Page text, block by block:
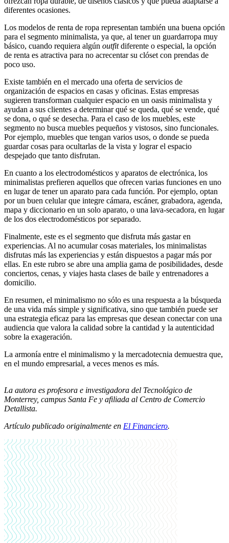
diferentes ocasiones.
Los modelos de renta de ropa representan también una buena opción
para el segmento minimalista, ya que, al tener un guardarropa muy
básico, cuando requiera algún outfitdiferente o especial, la opción
de renta es atractiva para no acrecentar su clóset con prendas de
poco uso.
Existe también en el mercado una oferta de servicios de
organización de espacios en casas y oficinas. Estas empresas
sugieren transforman cualquier espacio en un oasis minimalista y
ayudan a sus clientes a determinar qué se queda, qué se vende, qué
se dona, o qué se desecha. Para el caso de los muebles, este
segmento no busca muebles pequeños y vistosos, sino funcionales.
Por ejemplo, muebles que tengan varios usos, o donde se pueda
guardar cosas para ocultarlas de la vista y lograr el espacio
despejado que tanto disfrutan.
En cuanto a los electrodomésticos y aparatos de electrónica, los
minimalistas prefieren aquellos que ofrecen varias funciones en uno
en lugar de tener un aparato para cada función. Por ejemplo, optan
por un buen celular que integre cámara, escáner, grabadora, agenda,
mapa y diccionario en un solo aparato, o una lava-secadora, en lugar
de los dos electrodomésticos por separado.
Finalmente, este es el segmento que disfruta más gastar en
experiencias. Al no acumular cosas materiales, los minimalistas
disfrutas más las experiencias y están dispuestos a pagar más por
ellas. En este rubro se abre una amplia gama de posibilidades, desde
conciertos, cenas, y viajes hasta clases de baile y entrenadores a
domicilio.
En resumen, el minimalismo no sólo es una respuesta a la búsqueda
de una vida más simple y significativa, sino que también puede ser
una estrategia eficaz para las empresas que desean conectar con una
audiencia que valora la calidad sobre la cantidad y la autenticidad
sobre la exageración.
La armonía entre el minimalismo y la mercadotecnia demuestra que,
en el mundo empresarial, a veces menos es más.
La autora es profesora e investigadora del Tecnológico de
Monterrey, campus Santa Fe y afiliada al Centro de Comercio
Detallista.
Artículo publicado originalmente en El Financiero.